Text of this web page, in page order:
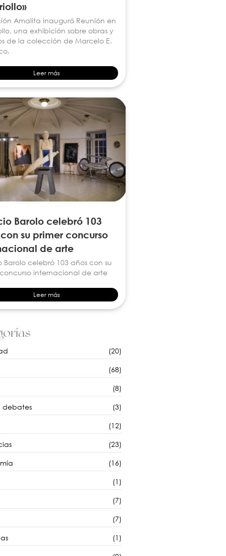
Amalita inauguró Reunión en
una exhibición sobre obras y
de la colección de Marcelo E.
Leer más
Barolo celebró 103
su primer concurso
de arte
Barolo celebró 103 años con su
internacional de arte
Leer más
(20)
(68)
(8)
debates (3)
(12)
(23)
(16)
(1)
(7)
(7)
(1)